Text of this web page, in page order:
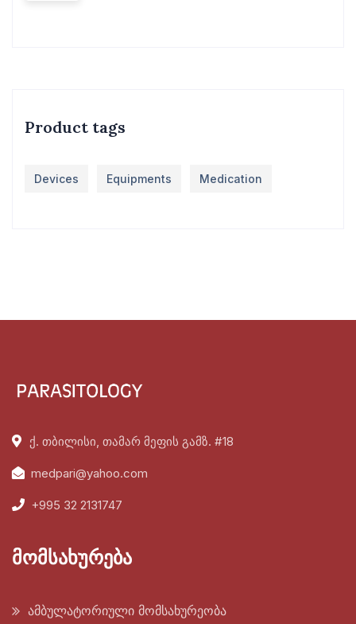
Product tags
Devices Equipments Medication
ქ. თბილისი, თამარ მეფის გამზ. #18
medpari@yahoo.com
+995 32 2131747
მომსახურება
ამბულატორიული მომსახურეობა